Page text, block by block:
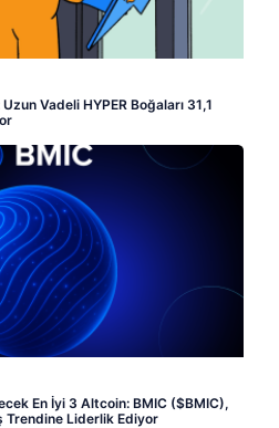
Vadeli HYPER Boğaları 31,1
En İyi 3 Altcoin: BMIC ($BMIC),
Trendine Liderlik Ediyor